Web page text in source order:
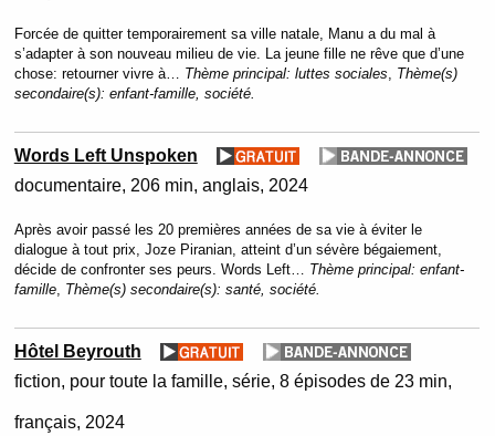
Forcée de quitter temporairement sa ville natale, Manu a du mal à
s’adapter à son nouveau milieu de vie. La jeune fille ne rêve que d’une
chose: retourner vivre à… Thème principal: luttes sociales
Thème(s)
secondaire(s): enfant-famille, société.
Words Left Unspoken
documentaire 206 min anglais 2024
Après avoir passé les 20 premières années de sa vie à éviter le
dialogue à tout prix, Joze Piranian, atteint d’un sévère bégaiement,
décide de confronter ses peurs. Words Left… Thème principal: enfant-
famille, Thème(s) secondaire(s): santé, société.
Hôtel Beyrouth
fiction pour toute la famille série 8 épisodes de 23 min
français 2024